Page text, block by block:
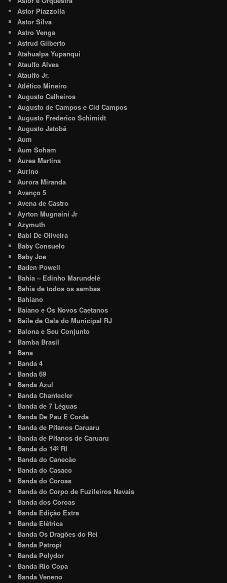
Astor Piazzolla
Astor Silva
Astro Venga
Astrud Gilberto
Atahualpa Yupanqui
Ataulfo Alves
Ataulfo Jr.
Atlético Mineiro
Augusto Calheiros
Augusto de Campos e Cid Campos
Augusto Frederico Schimidt
Augusto Jatobá
Aum
Aum Soham
Áurea Martins
Aurino
Aurora Miranda
Avanço 5
Avena de Castro
Ayrton Mugnaini Jr
Azymuth
Babi De Oliveira
Baby Consuelo
Baby Joe
Baden Powell
Bahia – Edinho Marundelê
Bahia de todos os sambas
Bahiano
Baiano e Os Novos Caetanos
Baile de Gala do Municipal RJ
Balona e Seu Conjunto
Bamba Brasil
Bana
Banda 4
Banda 69
Banda Azul
Banda Chantecler
Banda de 7 Léguas
Banda De Pau E Corda
Banda de Pífanos Caruaru
Banda de Pífanos de Caruaru
Banda do 14º RI
Banda do Canecão
Banda do Casaco
Banda do Coroas
Banda do Corpo de Fuzileiros Navais
Banda dos Coroas
Banda Edição Extra
Banda Elétrica
Banda Os Dragões do Rei
Banda Patropi
Banda Polydor
Banda Rio Copa
Banda Veneno